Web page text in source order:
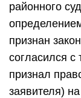
районного
признан
согласился с
признал
заявителя)